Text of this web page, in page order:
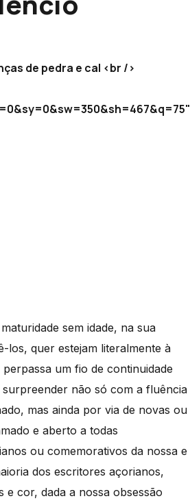
de pedra e cal <br />
sem idade, na sua
los, quer estejam literalmente à
um fio de continuidade
não só com a fluência
mas ainda por via de novas ou
e aberto a todas
ou comemorativos da nossa e
dos escritores açorianos,
e cor, dada a nossa obsessão